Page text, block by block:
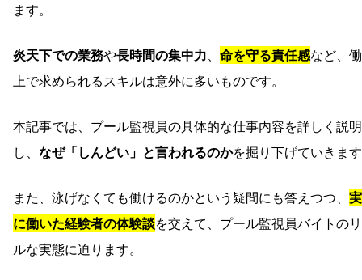
ます。
炎天下での業務や長時間の集中力、 命を守る責任感など、
上で求められるスキルは意外に多いものです。
本記事では、プール監視員の具体的な仕事内容を詳しく説明
し、 なぜ「しんどい」と言われるのかを掘り下げていきま
また、泳げなくても働けるのかという疑問にも答えつつ、
に働いた経験者の体験談を交えて、プール監視員バイトの
ルな実態に迫ります。